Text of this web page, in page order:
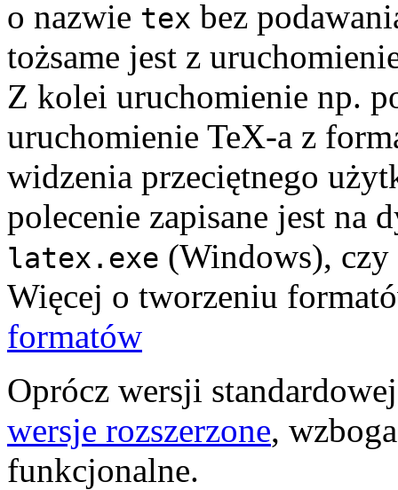
o nazwie tex bez
tożsame jest z
Z kolei uruchomienie np.
uruchomienie TeX-a z
widzenia przeciętnego
polecenie zapisane jest na
latex.exe (Windows), czy
Więcej o tworzeniu
formatów
Oprócz wersji
wersje rozszerzone,
funkcjonalne.